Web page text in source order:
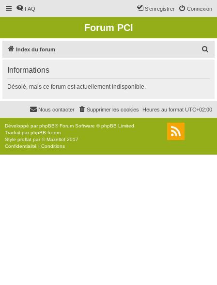
FAQ Connexion
S’enregistrer
Forum PCI
Index du forum
r
c
r
Informations
Désolé, mais ce forum est actuellement indisponible.
Heures au format UTC+02:00
Supprimer les cookies
Nous contacter
Développé parphpBB® Forum Software © phpBB Limited
Traduit parphpBB-fr.com
Style proflat par ©Mazeltof 2017
Confidentialité | Conditions